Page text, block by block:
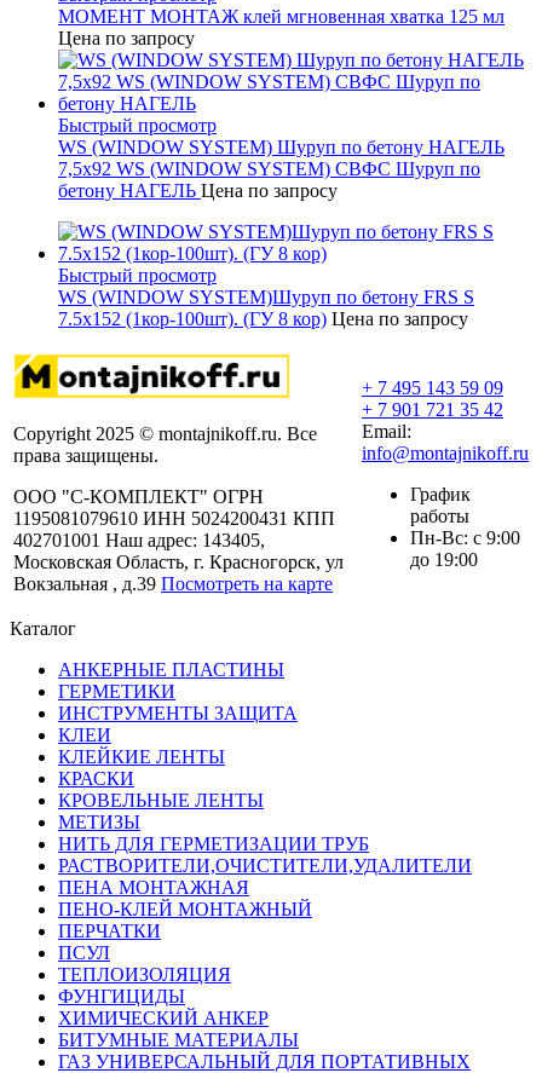
МОМЕНТ МОНТАЖ клей мгновенная хватка 125 мл
Цена по запросу
Быстрый просмотр
WS (WINDOW SYSTEM) Шуруп по бетону НАГЕЛЬ
7,5х92 WS (WINDOW SYSTEM) СВФС Шуруп по
бетону НАГЕЛЬ Цена по запросу
Быстрый просмотр
WS (WINDOW SYSTEM)Шуруп по бетону FRS S
7.5х152 (1кор-100шт). (ГУ 8 кор) Цена по запросу
Copyright 2025 © montajnikoff.ru. Все
права защищены.
ООО "С-КОМПЛЕКТ" ОГРН
1195081079610 ИНН 5024200431 КПП
402701001 Наш адрес: 143405,
Московская Область, г. Красногорск, ул
Вокзальная , д.39 Посмотреть на карте
+ 7 495 143 59 09
+ 7 901 721 35 42
Email:
info@montajnikoff.ru
График
работы
Пн-Вс: с 9:00
до 19:00
Каталог
АНКЕРНЫЕ ПЛАСТИНЫ
ГЕРМЕТИКИ
ИНСТРУМЕНТЫ ЗАЩИТА
КЛЕИ
КЛЕЙКИЕ ЛЕНТЫ
КРАСКИ
КРОВЕЛЬНЫЕ ЛЕНТЫ
МЕТИЗЫ
НИТЬ ДЛЯ ГЕРМЕТИЗАЦИИ ТРУБ
РАСТВОРИТЕЛИ,ОЧИСТИТЕЛИ,УДАЛИТЕЛИ
ПЕНА МОНТАЖНАЯ
ПЕНО-КЛЕЙ МОНТАЖНЫЙ
ПЕРЧАТКИ
ПСУЛ
ТЕПЛОИЗОЛЯЦИЯ
ФУНГИЦИДЫ
ХИМИЧЕСКИЙ АНКЕР
БИТУМНЫЕ МАТЕРИАЛЫ
ГАЗ УНИВЕРСАЛЬНЫЙ ДЛЯ ПОРТАТИВНЫХ